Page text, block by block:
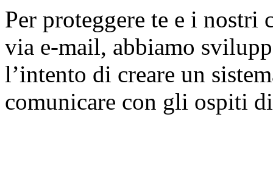
Per proteggere te e i
via e-mail, abbiamo
l’intento di creare un
comunicare con gli ospiti